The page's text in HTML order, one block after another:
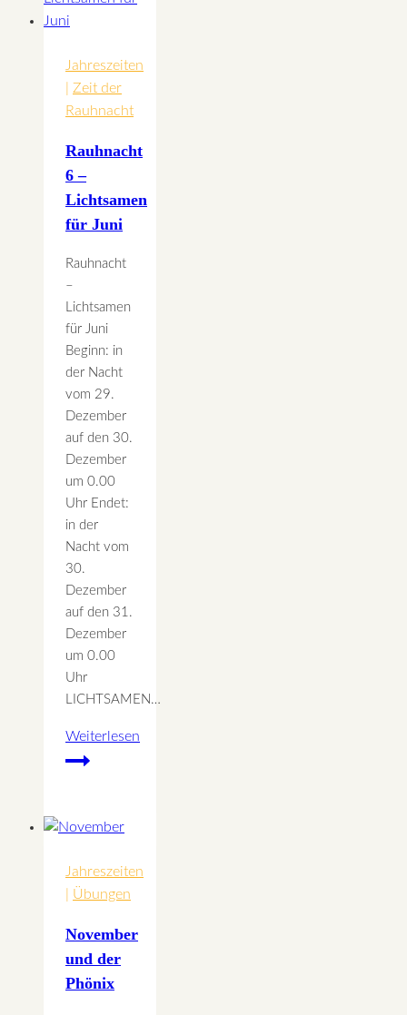
Jahreszeiten
Zeit der
Rauhnacht
Rauhnacht
6 –
Lichtsamen
für Juni
Rauhnacht
–
Lichtsamen
für Juni
Beginn: in
der Nacht
vom 29.
Dezember
auf den 30.
Dezember
um 0.00
Uhr Endet:
in der
Nacht vom
30.
Dezember
auf den 31.
Dezember
um 0.00
Uhr
LICHTSAMEN…
Weiterlesen
Rauhnacht
Lichtsamen
Juni
Jahreszeiten
Übungen
November
und der
Phönix